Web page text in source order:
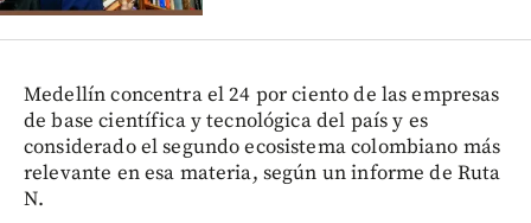
Medellín concentra el 24 por ciento de las empresas
de base científica y tecnológica del país y es
considerado el segundo ecosistema colombiano más
relevante en esa materia, según un informe de Ruta
N.